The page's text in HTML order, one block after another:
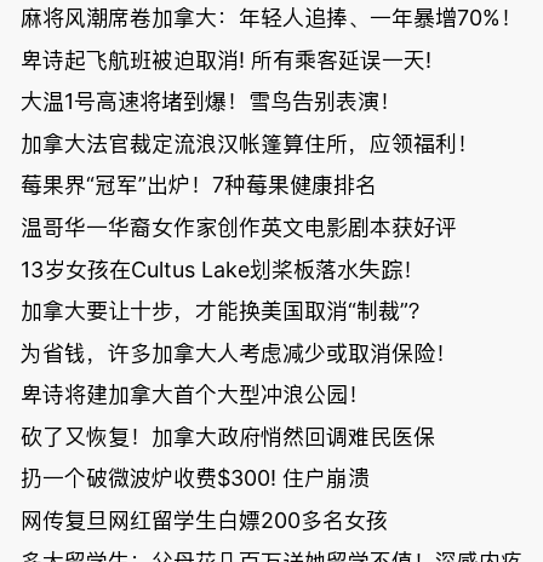
麻将风潮席卷加拿大：年轻人追捧、一年暴增70%！
卑诗起飞航班被迫取消! 所有乘客延误一天!
大温1号高速将堵到爆！雪鸟告别表演！
加拿大法官裁定流浪汉帐篷算住所，应领福利！
莓果界“冠军”出炉！7种莓果健康排名
温哥华一华裔女作家创作英文电影剧本获好评
13岁女孩在Cultus Lake划桨板落水失踪！
加拿大要让十步，才能换美国取消“制裁”？
为省钱，许多加拿大人考虑减少或取消保险！
卑诗将建加拿大首个大型冲浪公园！
砍了又恢复！加拿大政府悄然回调难民医保
扔一个破微波炉收费$300! 住户崩溃
网传复旦网红留学生白嫖200多名女孩